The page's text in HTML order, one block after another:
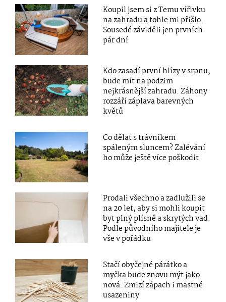
Koupil jsem si z Temu vířivku
na zahradu a tohle mi přišlo.
Sousedé záviděli jen prvních
pár dní
Kdo zasadí první hlízy v srpnu,
bude mít na podzim
nejkrásnější zahradu. Záhony
rozzáří záplava barevných
květů
Co dělat s trávníkem
spáleným sluncem? Zalévání
ho může ještě více poškodit
Prodali všechno a zadlužili se
na 20 let, aby si mohli koupit
byt plný plísně a skrytých vad.
Podle původního majitele je
vše v pořádku
Stačí obyčejné párátko a
myčka bude znovu mýt jako
nová. Zmizí zápach i mastné
usazeniny